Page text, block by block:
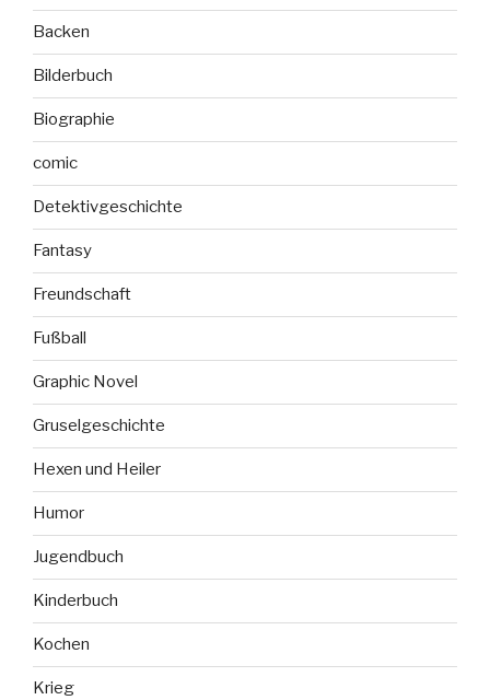
Backen
Bilderbuch
Biographie
comic
Detektivgeschichte
Fantasy
Freundschaft
Fußball
Graphic Novel
Gruselgeschichte
Hexen und Heiler
Humor
Jugendbuch
Kinderbuch
Kochen
Krieg